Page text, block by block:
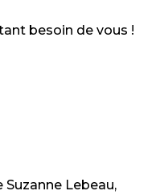
besoin de vous !
Suzanne Lebeau,